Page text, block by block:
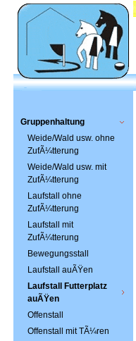
Gruppenhaltung
Weide/Wald usw. ohne
ZufÃ¼tterung
Weide/Wald usw. mit
ZufÃ¼tterung
Laufstall ohne
ZufÃ¼tterung
Laufstall mit
ZufÃ¼tterung
Bewegungsstall
Laufstall auÃŸen
Laufstall Futterplatz
auÃŸen
Offenstall
Offenstall mit TÃ¼ren